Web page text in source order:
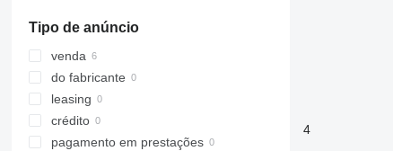
Tipo de anúncio
venda
do fabricante
leasing
crédito
pagamento em prestações
4